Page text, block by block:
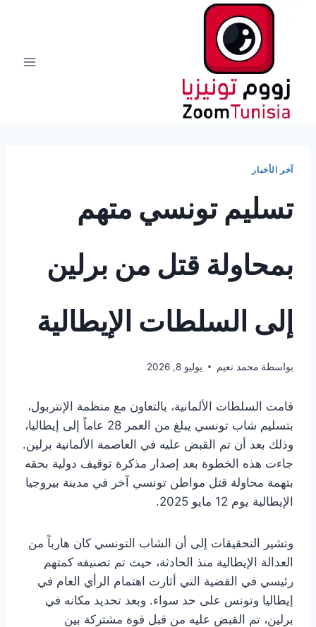
آخر الأخبار
تسليم تونسي متهم
بمحاولة قتل من برلين
إلى السلطات الإيطالية
بواسطة محمد نعيم يوليو 8, 2026
قامت السلطات الألمانية، بالتعاون مع منظمة الإنتربول،
بتسليم شاب تونسي يبلغ من العمر 28 عاماً إلى إيطاليا،
وذلك بعد أن تم القبض عليه في العاصمة الألمانية برلين.
جاءت هذه الخطوة بعد إصدار مذكرة توقيف دولية بحقه
بتهمة محاولة قتل مواطن تونسي آخر في مدينة بيروجيا
الإيطالية يوم 12 مايو 2025.
وتشير التحقيقات إلى أن الشاب التونسي كان هارباً من
العدالة الإيطالية منذ الحادثة، حيث تم تصنيفه كمتهم
رئيسي في القضية التي أثارت اهتمام الرأي العام في
إيطاليا وتونس على حد سواء. وبعد تحديد مكانه في
برلين، تم القبض عليه من قبل قوة مشتركة بين